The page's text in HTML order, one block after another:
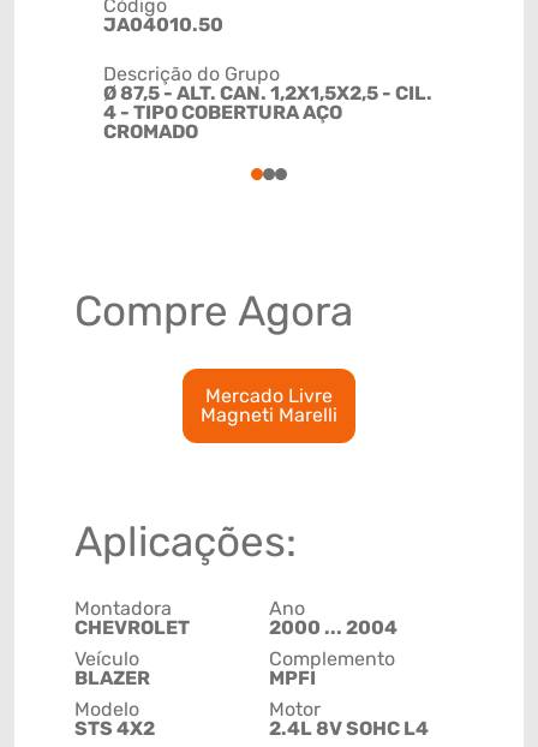
Código
JA04010.50
Descrição do Grupo
Ø 87,5 - ALT. CAN. 1,2X1,5X2,5 - CIL.
4 - TIPO COBERTURA AÇO
CROMADO
123
Compre Agora
Mercado Livre
Magneti Marelli
Aplicações:
Montadora
CHEVROLET
Veículo
BLAZER
Modelo
STS 4X2
Ano
2000 ... 2004
Complemento
MPFI
Motor
2.4L 8V SOHC L4